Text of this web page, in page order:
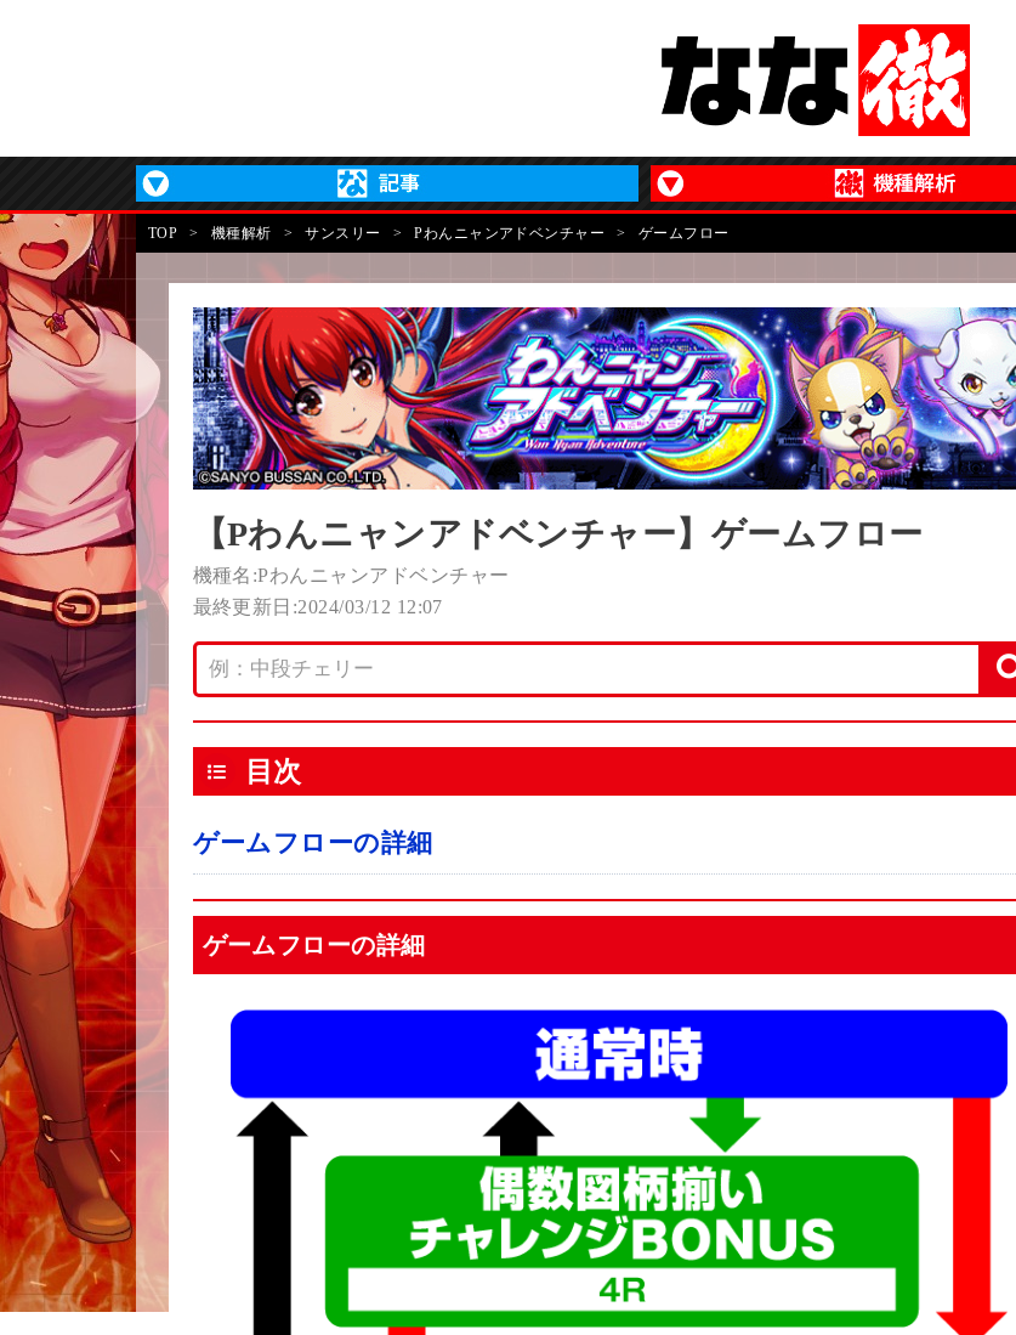
TOP > 機種解析 > サンスリー > Pわんニャンアドベンチャー > ゲームフロー
【Pわんニャンアドベンチャー】ゲームフロー
機種名:Pわんニャンアドベンチャー
最終更新日:2024/03/12 12:07
目次
ゲームフローの詳細
ゲームフローの詳細